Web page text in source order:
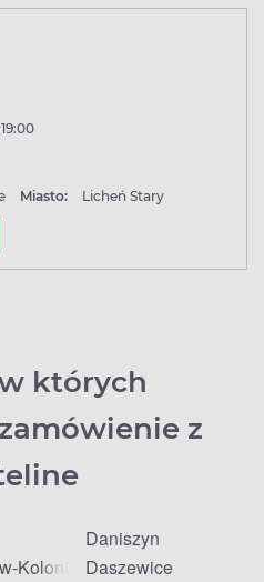
Miasto: Licheń Stary
których
z
Kolonia
Daniszyn
Daszewice